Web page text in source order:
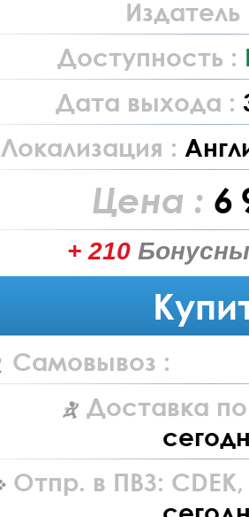
Доступность :
Дата выхода :
Локализация :
Цена : 6
+ 210
Самовывоз :
Доставка
Отпр. в ПВЗ: CDEK,